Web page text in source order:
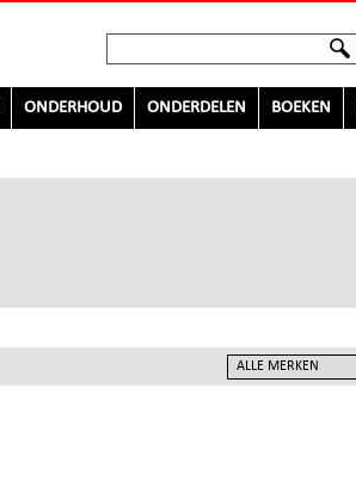
ONDERHOUD ONDERDELEN BOEKEN